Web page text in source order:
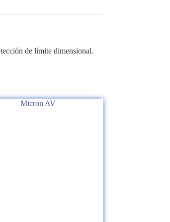
de límite dimensional.